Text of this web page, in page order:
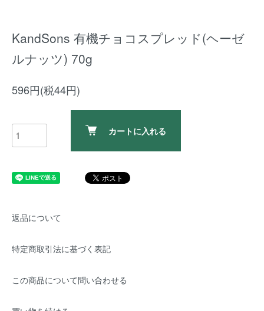
KandSons 有機チョコスプレッド(ヘーゼ
ルナッツ) 70g
596円(税44円)
カートに入れる
返品について
特定商取引法に基づく表記
この商品について問い合わせる